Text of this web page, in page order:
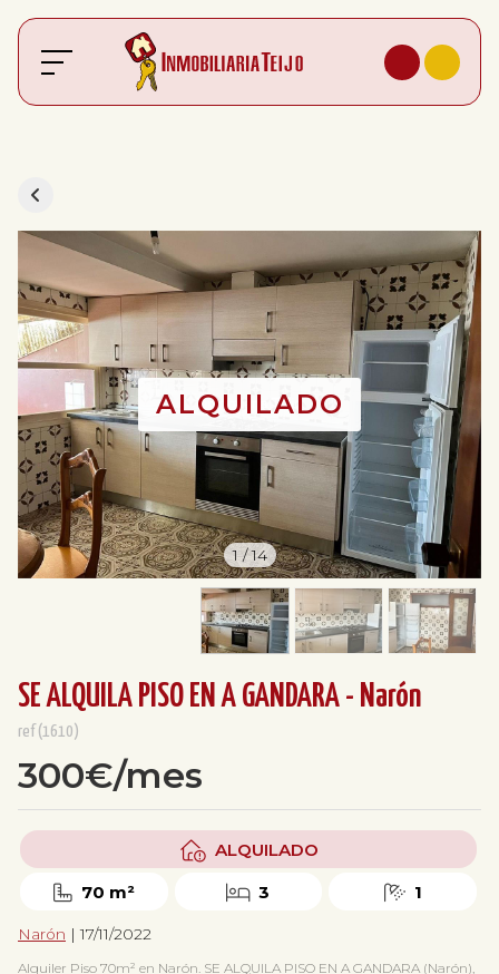
1 /14
SE ALQUILA PISO EN A GANDARA - Narón
ref(1610)
300€/mes
ALQUILADO
70 m² 3 1
Narón | 17/11/2022
Alquiler Piso 70m² en Narón. SE ALQUILA PISO EN A GANDARA (Narón),